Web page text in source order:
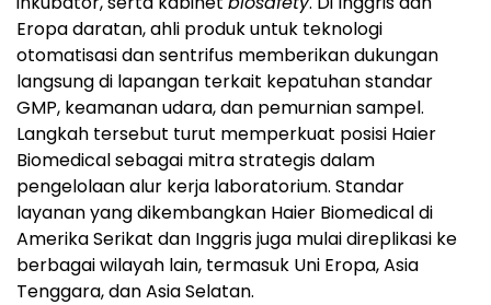
Eropa daratan, ahli produk untuk teknologi
otomatisasi dan sentrifus memberikan dukungan
langsung di lapangan terkait kepatuhan standar
GMP, keamanan udara, dan pemurnian sampel.
Langkah tersebut turut memperkuat posisi Haier
Biomedical sebagai mitra strategis dalam
pengelolaan alur kerja laboratorium. Standar
layanan yang dikembangkan Haier Biomedical di
Amerika Serikat dan Inggris juga mulai direplikasi ke
berbagai wilayah lain, termasuk Uni Eropa, Asia
Tenggara, dan Asia Selatan.